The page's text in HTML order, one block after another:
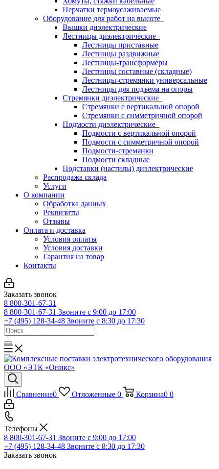
Перчатки термоусаживаемые
Оборудование для работ на высоте
Вышки диэлектрические
Лестницы диэлектрические
Лестницы приставные
Лестницы раздвижные
Лестницы-трансформеры
Лестницы составные (складные)
Лестницы-стремянки универсальные
Лестницы для подъема на опоры
Стремянки диэлектрические
Стремянки с вертикальной опорой
Стремянки с симметричной опорой
Подмости диэлектрические
Подмости с вертикальной опорой
Подмости с симметричной опорой
Подмости-стремянки
Подмости складные
Подставки (настилы) диэлектрические
Распродажа склада
Услуги
О компании
Обработка данных
Реквизиты
Отзывы
Оплата и доставка
Условия оплаты
Условия доставки
Гарантия на товар
Контакты
Заказать звонок
8 800-301-67-31
8 800-301-67-31 Звоните с 9:00 до 17:00
+7 (495) 128-34-48 Звоните с 8:30 до 17:30
Сравнение0 Отложенные 0 Корзина0 0
Телефоны
8 800-301-67-31 Звоните с 9:00 до 17:00
+7 (495) 128-34-48 Звоните с 8:30 до 17:30
Заказать звонок